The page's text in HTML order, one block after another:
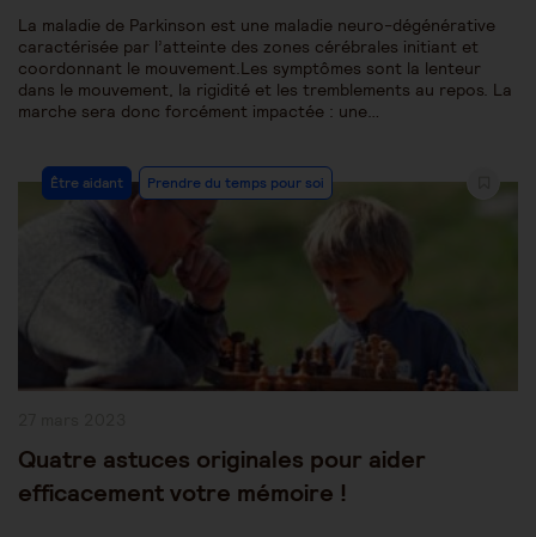
La maladie de Parkinson est une maladie neuro-dégénérative
caractérisée par l’atteinte des zones cérébrales initiant et
coordonnant le mouvement.Les symptômes sont la lenteur
dans le mouvement, la rigidité et les tremblements au repos. La
marche sera donc forcément impactée : une…
Post
Category:
Être aidant Prendre du temps pour soi
Quatre astuces originales pour aider
efficacement votre mémoire !